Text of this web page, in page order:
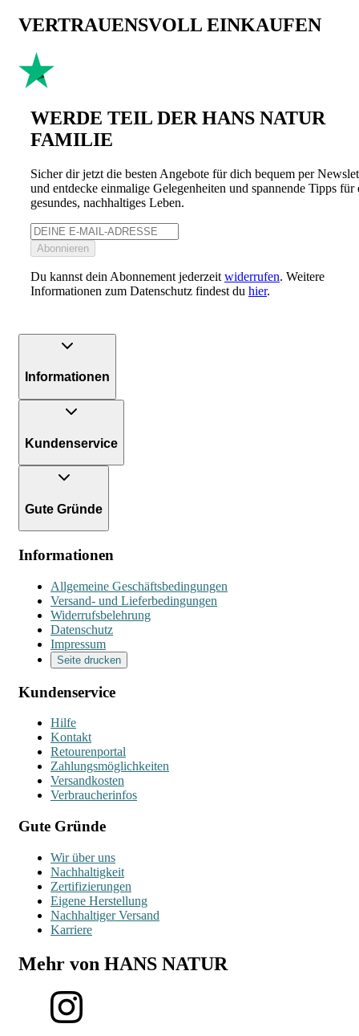
VERTRAUENSVOLL EINKAUFEN
WERDE TEIL DER HANS NATUR
FAMILIE
Sicher dir jetzt die besten Angebote für dich bequem per
und entdecke einmalige Gelegenheiten und spannende Tipps für
gesundes, nachhaltiges Leben.
Abonnieren
Du kannst dein Abonnement jederzeit widerrufen. Weitere
Informationen zum Datenschutz findest du hier.
Informationen
Kundenservice
Gute Gründe
Informationen
Allgemeine Geschäftsbedingungen
Versand- und Lieferbedingungen
Widerrufsbelehrung
Datenschutz
Impressum
Seite drucken
Kundenservice
Hilfe
Kontakt
Retourenportal
Zahlungsmöglichkeiten
Versandkosten
Verbraucherinfos
Gute Gründe
Wir über uns
Nachhaltigkeit
Zertifizierungen
Eigene Herstellung
Nachhaltiger Versand
Karriere
Mehr von HANS NATUR